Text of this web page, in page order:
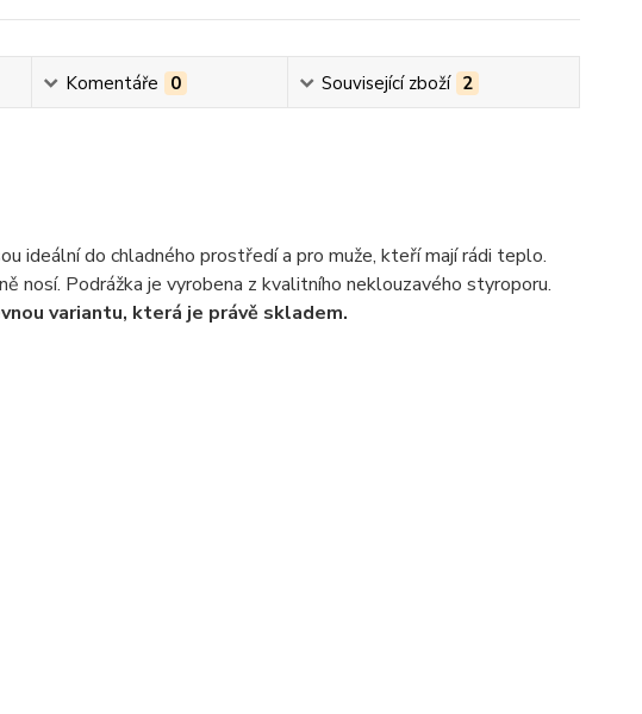
Komentáře 0 Související zboží 2
ideální do chladného prostředí a pro muže, kteří mají rádi teplo.
nosí. Podrážka je vyrobena z kvalitního neklouzavého styroporu.
variantu, která je právě skladem.